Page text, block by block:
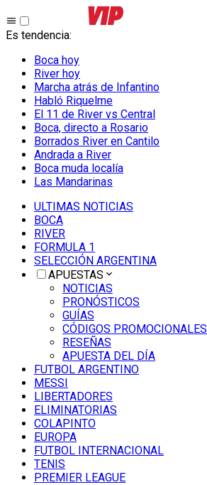
Es tendencia:
Boca hoy
River hoy
Marcha atrás de Infantino
Habló Riquelme
El 11 de River vs Central
Boca, directo a Rosario
Borrados River en Cantilo
Andrada a River
Boca muda localía
Las Mandarinas
ULTIMAS NOTICIAS
BOCA
RIVER
FORMULA 1
SELECCIÓN ARGENTINA
APUESTAS
NOTICIAS
PRONÓSTICOS
GUÍAS
CÓDIGOS PROMOCIONALES
RESEÑAS
APUESTA DEL DÍA
FUTBOL ARGENTINO
MESSI
LIBERTADORES
ELIMINATORIAS
COLAPINTO
EUROPA
FUTBOL INTERNACIONAL
TENIS
PREMIER LEAGUE